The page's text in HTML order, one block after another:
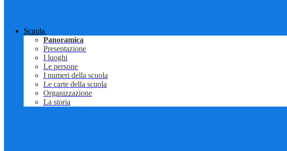
Scuola
Panoramica
Presentazione
I luoghi
Le persone
I numeri della scuola
Le carte della scuola
Organizzazione
La storia